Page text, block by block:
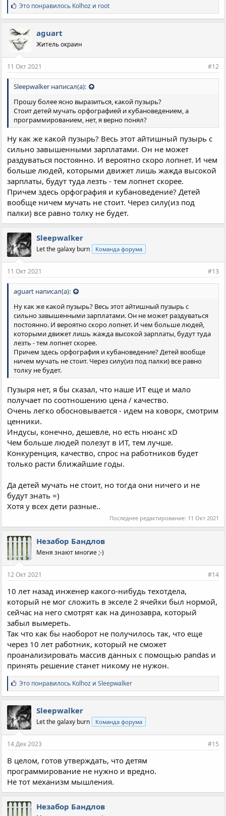
С
и
м
п
а
т
и
:
Это понравилось Kolhoz и root
aguart
Житель окраин
11 Окт 2021 #12
Sleepwalker написал(а):
Прошу более ясно выразиться, какой пузырь?
Стоит детей мучать орфографией и кубановедением, а
программированием, нет, я верно понял?
Ну как же какой пузырь? Весь этот айтишный пузырь с
сильно завышенными зарплатами. Он не может
раздуваться постоянно. И вероятно скоро лопнет. И чем
больше людей, которыми движет лишь жажда высокой
зарплаты, будут туда лезть - тем лопнет скорее.
Причем здесь орфография и кубановедение? Детей
вообще ничем мучать не стоит. Через силу(из под
палки) все равно толку не будет.
Sleepwalker
Let the galaxy burn Команда форума
11 Окт 2021 #13
aguart написал(а):
Ну как же какой пузырь? Весь этот айтишный пузырь с
сильно завышенными зарплатами. Он не может раздуваться
постоянно. И вероятно скоро лопнет. И чем больше людей,
которыми движет лишь жажда высокой зарплаты, будут туда
лезть - тем лопнет скорее.
Причем здесь орфография и кубановедение? Детей вообще
ничем мучать не стоит. Через силу(из под палки) все равно
толку не будет.
Пузыря нет, я бы сказал, что наше ИТ еще и мало
получает по соотношению цена / качество.
Очень легко обосновывается - идем на коворк, смотрим
ценники.
Индусы, конечно, дешевле, но есть нюанс xD
Чем больше людей полезут в ИТ, тем лучше.
Конкуренция, качество, спрос на работников будет
только расти ближайшие годы.
Да детей мучать не стоит, но тогда они ничего и не
будут знать =)
Хотя у всех дети разные..
Последнее редактирование: 11 Окт 2021
Незабор Бандлов
Меня знают многие ;-)
12 Окт 2021 #14
10 лет назад инженер какого-нибудь техотдела,
который не мог сложить в экселе 2 ячейки был нормой,
сейчас на него смотрят как на динозавра, который
забыл вымереть.
Так что как бы наоборот не получилось так, что еще
через 10 лет работник, который не сможет
проанализировать массив данных с помощью pandas и
принять решение станет никому не нужон.
С
и
м
п
а
т
и
:
Это понравилось Kolhoz иSleepwalker
Sleepwalker
Let the galaxy burn Команда форума
14 Дек 2023 #15
В целом, готов утверждать, что детям
программирование не нужно и вредно.
Не тот механизм мышления.
Незабор Бандлов